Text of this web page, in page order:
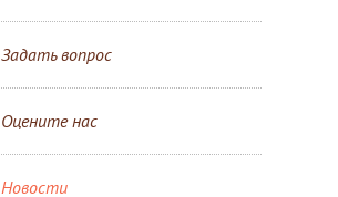
Задать вопрос
Оцените нас
Новости